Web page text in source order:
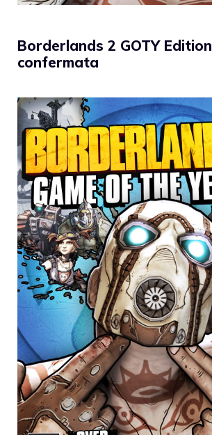
Borderlands 2 GOTY Edition
confermata